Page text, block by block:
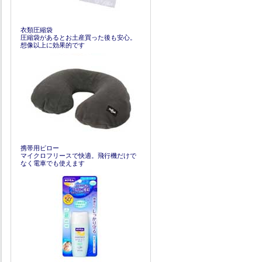
衣類圧縮袋
圧縮袋があるとお土産買った後も安心。
想像以上に効果的です
携帯用ピロー
マイクロフリースで快適。飛行機だけで
なく電車でも使えます